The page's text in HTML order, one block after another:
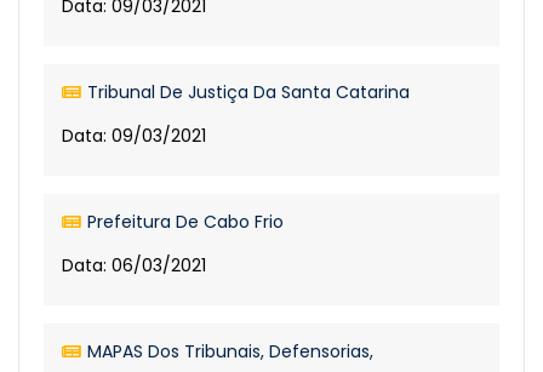
Data: 09/03/2021
Tribunal De Justiça Da Santa Catarina
Data: 09/03/2021
Prefeitura De Cabo Frio
Data: 06/03/2021
MAPAS Dos Tribunais, Defensorias,